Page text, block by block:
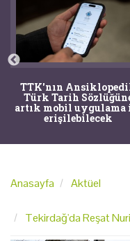
TTK'nın
Türk Tarih
artık mobil uygulama
erişilebilecek
Anasayfa Aktüel
Tekirdağ'da Reşat